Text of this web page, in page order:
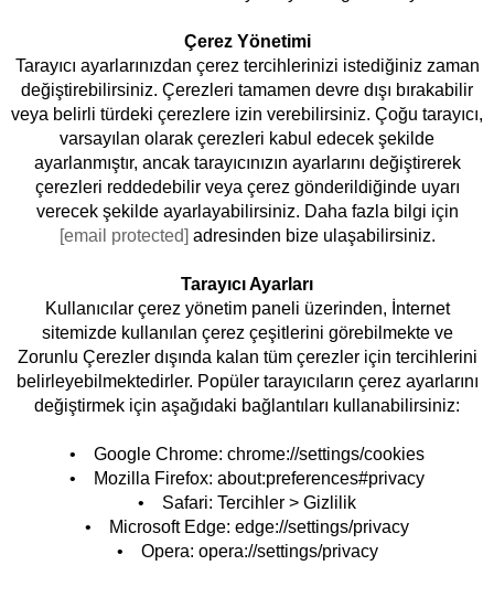
Çerez Yönetimi
Tarayıcı ayarlarınızdan çerez tercihlerinizi istediğiniz zaman
değiştirebilirsiniz. Çerezleri tamamen devre dışı bırakabilir
veya belirli türdeki çerezlere izin verebilirsiniz. Çoğu tarayıcı,
varsayılan olarak çerezleri kabul edecek şekilde
ayarlanmıştır, ancak tarayıcınızın ayarlarını değiştirerek
çerezleri reddedebilir veya çerez gönderildiğinde uyarı
verecek şekilde ayarlayabilirsiniz. Daha fazla bilgi için
[email protected] adresinden bize ulaşabilirsiniz.
Tarayıcı Ayarları
Kullanıcılar çerez yönetim paneli üzerinden, İnternet
sitemizde kullanılan çerez çeşitlerini görebilmekte ve
Zorunlu Çerezler dışında kalan tüm çerezler için tercihlerini
belirleyebilmektedirler. Popüler tarayıcıların çerez ayarlarını
değiştirmek için aşağıdaki bağlantıları kullanabilirsiniz:
• Google Chrome: chrome://settings/cookies
• Mozilla Firefox: about:preferences#privacy
• Safari: Tercihler > Gizlilik
• Microsoft Edge: edge://settings/privacy
• Opera: opera://settings/privacy